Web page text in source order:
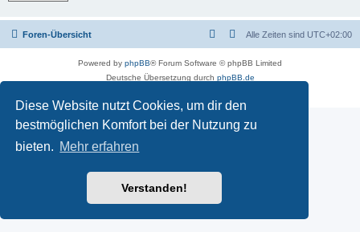
Diese Website nutzt Cookies, um dir den
bestmöglichen Komfort bei der Nutzung zu
bieten. Mehr erfahren
Verstanden!
Foren-Übersicht Alle Zeiten sind UTC+02:00
Powered by phpBB® Forum Software © phpBB Limited
Deutsche Übersetzung durch phpBB.de